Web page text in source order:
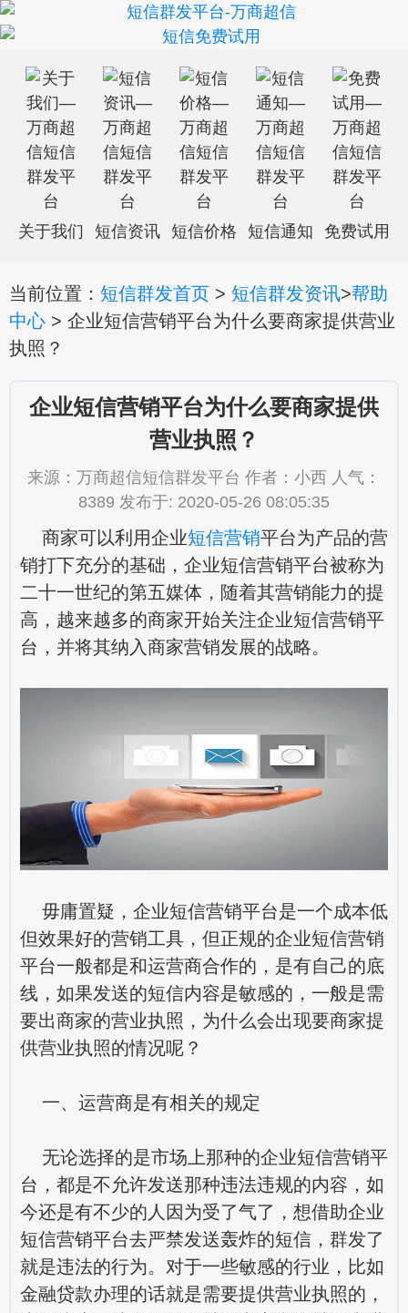
关于我们 短信资讯 短信价格 短信通知 免费试用
当前位置： 短信群发首页 > 短信群发资讯>帮助
中心 > 企业短信营销平台为什么要商家提供营业
执照？
企业短信营销平台为什么要商家提供
营业执照？
来源：万商超信短信群发平台 作者：小西 人气：
8389 发布于: 2020-05-26 08:05:35
商家可以利用企业短信营销平台为产品的营
销打下充分的基础，企业短信营销平台被称为
二十一世纪的第五媒体，随着其营销能力的提
高，越来越多的商家开始关注企业短信营销平
台，并将其纳入商家营销发展的战略。
毋庸置疑，企业短信营销平台是一个成本低
但效果好的营销工具，但正规的企业短信营销
平台一般都是和运营商合作的，是有自己的底
线，如果发送的短信内容是敏感的，一般是需
要出商家的营业执照，为什么会出现要商家提
供营业执照的情况呢？
一、运营商是有相关的规定
无论选择的是市场上那种的企业短信营销平
台，都是不允许发送那种违法违规的内容，如
今还是有不少的人因为受了气了，想借助企业
短信营销平台去严禁发送轰炸的短信，群发了
就是违法的行为。对于一些敏感的行业，比如
金融贷款办理的话就是需要提供营业执照的，